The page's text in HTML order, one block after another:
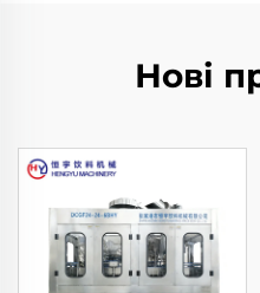
Нові